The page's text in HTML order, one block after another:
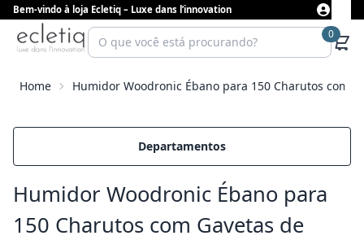
Bem-vindo à loja Ecletiq – Luxe dans l’innovation
0
Home Humidor Woodronic Ébano para 150 Charutos com
Departamentos
Humidor Woodronic Ébano para
150 Charutos com Gavetas de